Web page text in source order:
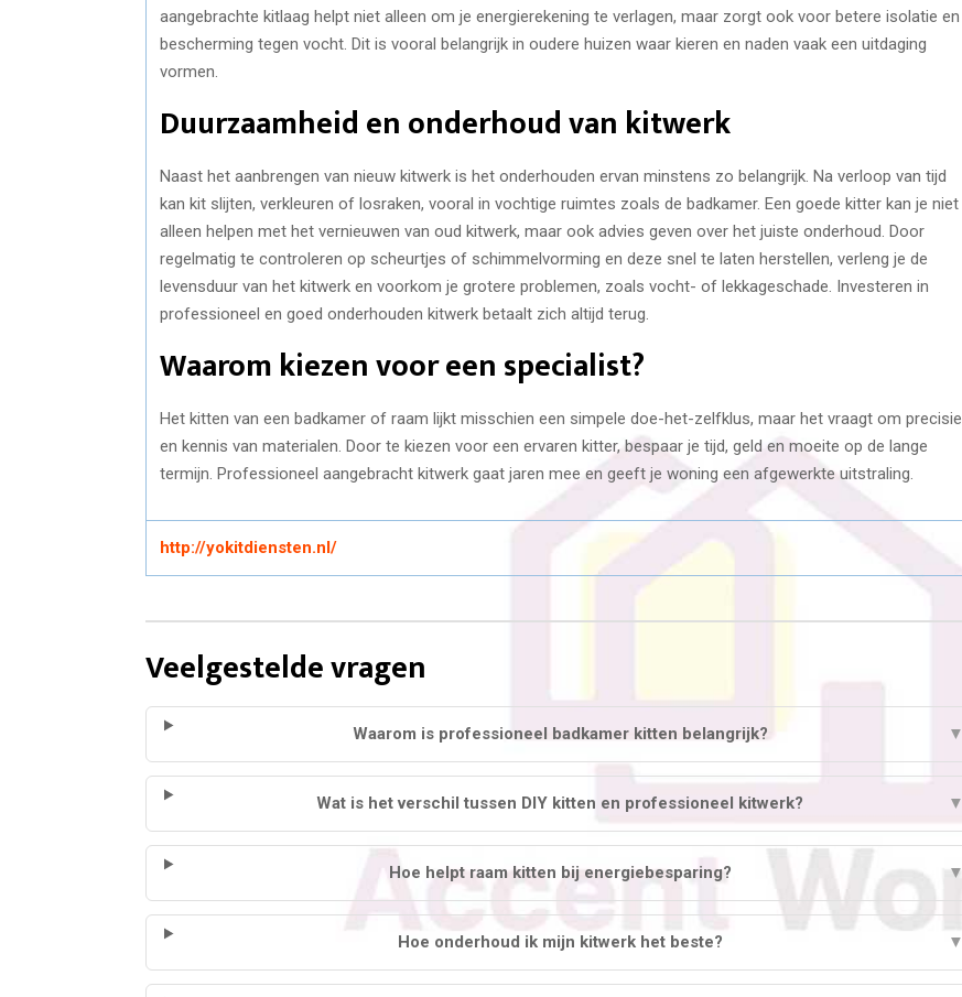
aangebrachte kitlaag helpt niet alleen om je energierekening te verlagen, maar zorgt ook voor betere isolatie en
bescherming tegen vocht. Dit is vooral belangrijk in oudere huizen waar kieren en naden vaak een uitdaging
vormen.
Duurzaamheid en onderhoud van kitwerk
Naast het aanbrengen van nieuw kitwerk is het onderhouden ervan minstens zo belangrijk. Na verloop van tijd
kan kit slijten, verkleuren of losraken, vooral in vochtige ruimtes zoals de badkamer. Een goede kitter kan je niet
alleen helpen met het vernieuwen van oud kitwerk, maar ook advies geven over het juiste onderhoud. Door
regelmatig te controleren op scheurtjes of schimmelvorming en deze snel te laten herstellen, verleng je de
levensduur van het kitwerk en voorkom je grotere problemen, zoals vocht- of lekkageschade. Investeren in
professioneel en goed onderhouden kitwerk betaalt zich altijd terug.
Waarom kiezen voor een specialist?
Het kitten van een badkamer of raam lijkt misschien een simpele doe-het-zelfklus, maar het vraagt om precisie
en kennis van materialen. Door te kiezen voor een ervaren kitter, bespaar je tijd, geld en moeite op de lange
termijn. Professioneel aangebracht kitwerk gaat jaren mee en geeft je woning een afgewerkte uitstraling.
http://yokitdiensten.nl/
Veelgestelde vragen
Waarom is professioneel badkamer kitten belangrijk? ▼
Wat is het verschil tussen DIY kitten en professioneel kitwerk? ▼
Hoe helpt raam kitten bij energiebesparing? ▼
Hoe onderhoud ik mijn kitwerk het beste? ▼